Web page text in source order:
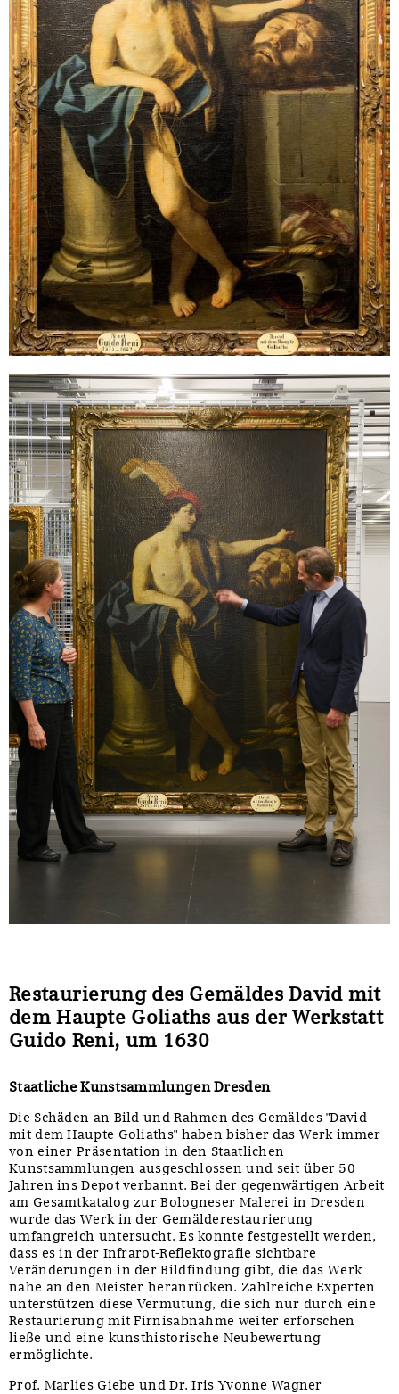
Restaurierung des Gemäldes David mit
dem Haupte Goliaths aus der Werkstatt
Guido Reni, um 1630
Staatliche Kunstsammlungen Dresden
Die Schäden an Bild und Rahmen des Gemäldes "David
mit dem Haupte Goliaths" haben bisher das Werk immer
von einer Präsentation in den Staatlichen
Kunstsammlungen ausgeschlossen und seit über 50
Jahren ins Depot verbannt. Bei der gegenwärtigen Arbeit
am Gesamtkatalog zur Bologneser Malerei in Dresden
wurde das Werk in der Gemälderestaurierung
umfangreich untersucht. Es konnte festgestellt werden,
dass es in der Infrarot-Reflektografie sichtbare
Veränderungen in der Bildfindung gibt, die das Werk
nahe an den Meister heranrücken. Zahlreiche Experten
unterstützen diese Vermutung, die sich nur durch eine
Restaurierung mit Firnisabnahme weiter erforschen
ließe und eine kunsthistorische Neubewertung
ermöglichte.
Prof. Marlies Giebe und Dr. Iris Yvonne Wagner
Sonstiges